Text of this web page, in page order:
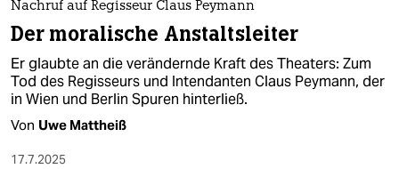
Nachruf auf Regisseur Claus Peymann
Der moralische Anstaltsleiter
Er glaubte an die verändernde Kraft des Theaters: Zum
Tod des Regisseurs und Intendanten Claus Peymann, der
in Wien und Berlin Spuren hinterließ.
Von Uwe Mattheiß
17.7.2025